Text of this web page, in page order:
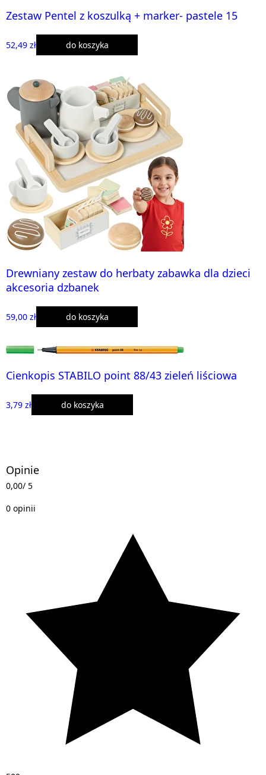
Zestaw Pentel z koszulką + marker- pastele 15
52,49 zł do koszyka
Drewniany zestaw do herbaty zabawka dla dzieci
akcesoria dzbanek
59,00 zł do koszyka
Cienkopis STABILO point 88/43 zieleń liściowa
3,79 zł do koszyka
Opinie
0,00/ 5
0 opinii